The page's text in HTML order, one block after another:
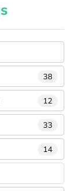
38
12
33
14